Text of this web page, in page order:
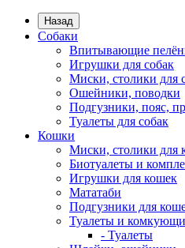
Назад
Собаки
Впитывающие
Игрушки для собак
Миски, столики для
Ошейники, поводки
Подгузники, пояс,
Туалеты для собак
Кошки
Миски, столики для
Биотуалеты и
Игрушки для кошек
Мататаби
Подгузники для
Туалеты и
- Туалеты